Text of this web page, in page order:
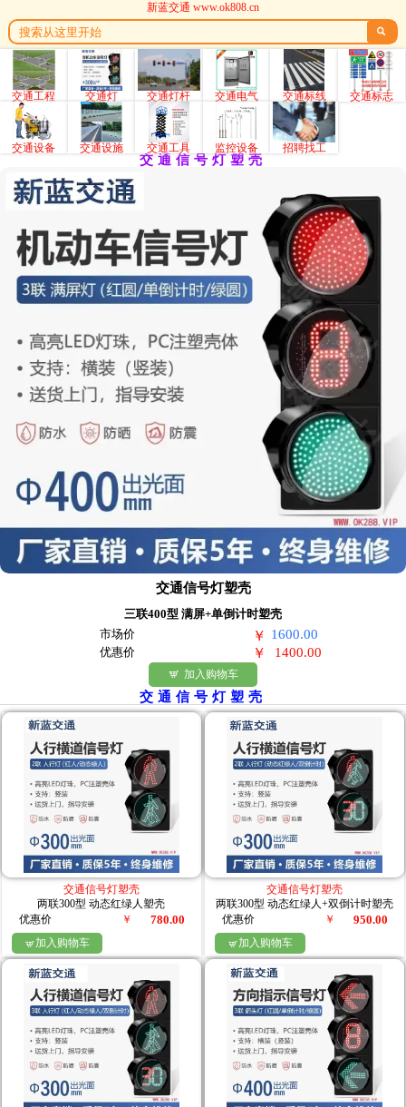
新蓝交通 www.ok808.cn

交通工程 交通灯 交通灯杆 交通电气 交通标线 交通标志
交通设备 交通设施 交通工具 监控设备 招聘找工
交通信号灯塑壳
交通信号灯塑壳
三联400型 满屏+单倒计时塑壳
市场价
￥ 1600.00
优惠价 ￥ 1400.00
 加入购物车
交通信号灯塑壳
交通信号灯塑壳
两联300型 动态红绿人塑壳
优惠价
￥ 780.00
加入购物车
交通信号灯塑壳
两联300型 动态红绿人+双倒计时塑壳
优惠价
￥ 950.00
加入购物车